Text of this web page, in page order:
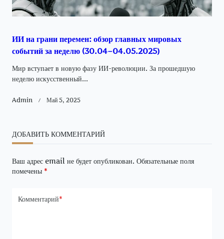
ИИ на грани перемен: обзор главных мировых
событий за неделю (30.04–04.05.2025)
Мир вступает в новую фазу ИИ-революции. За прошедшую
неделю искусственный...
Admin Май 5, 2025
ДОБАВИТЬ КОММЕНТАРИЙ
Ваш адрес email не будет опубликован. Обязательные поля
помечены *
Комментарий*